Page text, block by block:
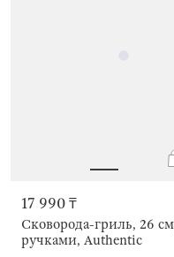
17 990 ₸
Сковорода-гриль, 26
ручками, Authentic